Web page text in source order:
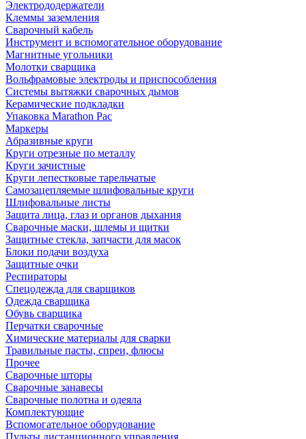
Электрододержатели
Клеммы заземления
Сварочный кабель
Инструмент и вспомогательное оборудование
Магнитные угольники
Молотки сварщика
Вольфрамовые электроды и приспособления
Системы вытяжки сварочных дымов
Керамические подкладки
Упаковка Marathon Pac
Маркеры
Абразивные круги
Круги отрезные по металлу
Круги зачистные
Круги лепестковые тарельчатые
Самозацепляемые шлифовальные круги
Шлифовальные листы
Защита лица, глаз и органов дыхания
Сварочные маски, шлемы и щитки
Защитные стекла, запчасти для масок
Блоки подачи воздуха
Защитные очки
Респираторы
Спецодежда для сварщиков
Одежда сварщика
Обувь сварщика
Перчатки сварочные
Химические материалы для сварки
Травильные пасты, спреи, флюсы
Прочее
Сварочные шторы
Сварочные занавесы
Сварочные полотна и одеяла
Комплектующие
Вспомогательное оборудование
Пульты дистанционного управления